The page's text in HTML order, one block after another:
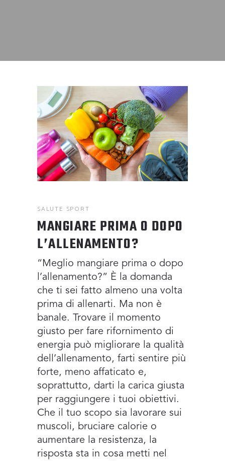
SALUTE SPORT
MANGIARE PRIMA O DOPO
L’ALLENAMENTO?
“Meglio mangiare prima o dopo
l’allenamento?” È la domanda
che ti sei fatto almeno una volta
prima di allenarti. Ma non è
banale. Trovare il momento
giusto per fare rifornimento di
energia può migliorare la qualità
dell’allenamento, farti sentire più
forte, meno affaticato e,
soprattutto, darti la carica giusta
per raggiungere i tuoi obiettivi.
Che il tuo scopo sia lavorare sui
muscoli, bruciare calorie o
aumentare la resistenza, la
risposta sta in cosa metti nel